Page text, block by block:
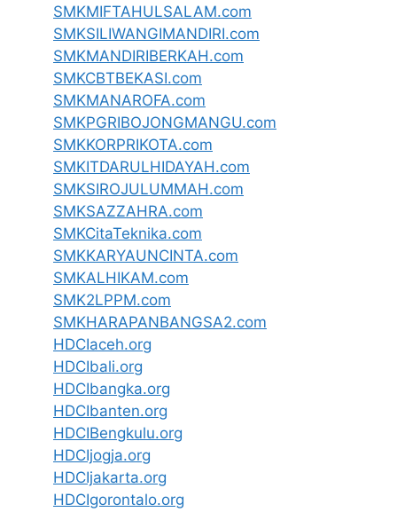
SMKMIFTAHULSALAM.com
SMKSILIWANGIMANDIRI.com
SMKMANDIRIBERKAH.com
SMKCBTBEKASI.com
SMKMANAROFA.com
SMKPGRIBOJONGMANGU.com
SMKKORPRIKOTA.com
SMKITDARULHIDAYAH.com
SMKSIROJULUMMAH.com
SMKSAZZAHRA.com
SMKCitaTeknika.com
SMKKARYAUNCINTA.com
SMKALHIKAM.com
SMK2LPPM.com
SMKHARAPANBANGSA2.com
HDCIaceh.org
HDCIbali.org
HDCIbangka.org
HDCIbanten.org
HDCIBengkulu.org
HDCIjogja.org
HDCIjakarta.org
HDCIgorontalo.org